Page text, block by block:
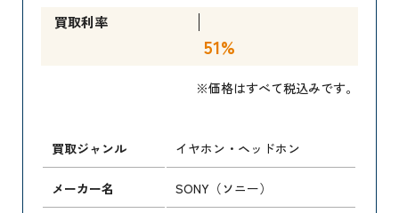
買取利率
51%
※価格はすべて税込みです。
買取ジャンル イヤホン・ヘッドホン
メーカー名 SONY（ソニー）